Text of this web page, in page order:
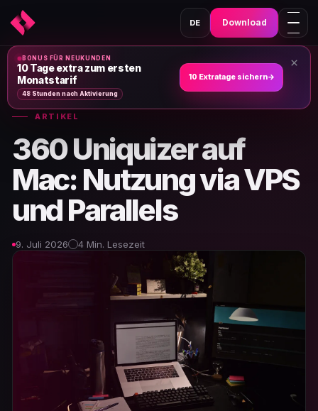
DE Download
Heim›Nachrichten und Artikel›
ARTIKEL
360 Uniquizer auf
Mac: Nutzung via VPS
und Parallels
9. Juli 2026 4 Min. Lesezeit
BONUS FÜR NEUKUNDEN
10 Tage extra zum ersten
Monatstarif
48 Stunden nach Aktivierung
10 Extratage sichern→
×